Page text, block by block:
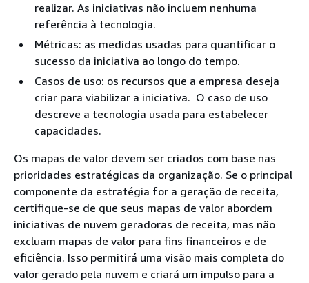
realizar. As iniciativas não incluem nenhuma
referência à tecnologia.
Métricas: as medidas usadas para quantificar o
sucesso da iniciativa ao longo do tempo.
Casos de uso: os recursos que a empresa deseja
criar para viabilizar a iniciativa. O caso de uso
descreve a tecnologia usada para estabelecer
capacidades.
Os mapas de valor devem ser criados com base nas
prioridades estratégicas da organização. Se o principal
componente da estratégia for a geração de receita,
certifique-se de que seus mapas de valor abordem
iniciativas de nuvem geradoras de receita, mas não
excluam mapas de valor para fins financeiros e de
eficiência. Isso permitirá uma visão mais completa do
valor gerado pela nuvem e criará um impulso para a